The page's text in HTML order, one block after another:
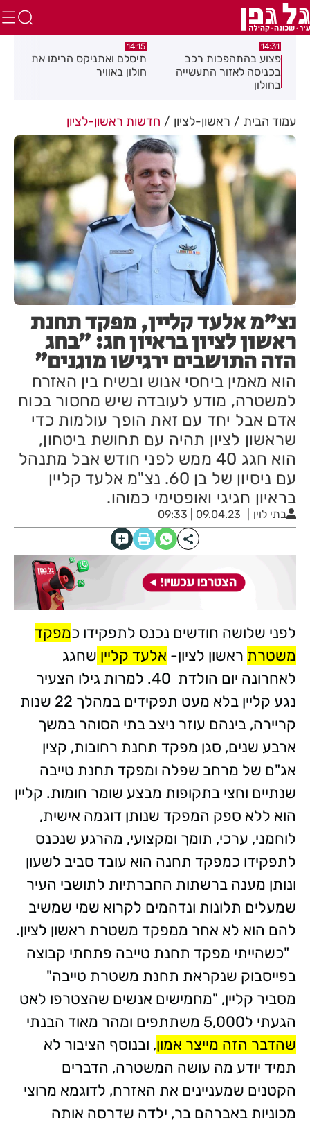
14:15
תיסלם ואתניקס הרימו את
חולון באוויר
13:05
פצוע בתאונת אופנוע במרכז
חולון
עמוד הבית ראשון-לציון חדשות ראשון-לציון
נצ"מ אלעד קליין, מפקד תחנת
ראשון לציון בראיון חג: ״בחג
הזה התושבים ירגישו מוגנים״
הוא מאמין ביחסי אנוש ובשיח בין האזרח
למשטרה, מודע לעובדה שיש מחסור בכוח
אדם אבל יחד עם זאת הופך עולמות כדי
שראשון לציון תהיה עם תחושת ביטחון,
הוא חגג 40 ממש לפני חודש אבל מתנהל
עם ניסיון של בן 60. נצ"מ אלעד קליין
בראיון חגיגי ואופטימי כמוהו.
בתי לוין 09.04.23 | 09:33
לפני שלושה חודשים נכנס לתפקידו כמפקד
משטרת ראשון לציון- אלעד קליין שחגג
לאחרונה יום הולדת 40. למרות גילו הצעיר
נגע קליין בלא מעט תפקידים במהלך 22 שנות
קריירה, בינהם עוזר ניצב בתי הסוהר במשך
ארבע שנים, סגן מפקד תחנת רחובות, קצין
אג"ם של מרחב שפלה ומפקד תחנת טייבה
שנתיים וחצי בתקופות מבצע שומר חומות. קליין
הוא ללא ספק המפקד שנותן דוגמה אישית,
לוחמני, ערכי, תומך ומקצועי, מהרגע שנכנס
לתפקידו כמפקד תחנה הוא עובד סביב לשעון
ונותן מענה ברשתות החברתיות לתושבי העיר
שמעלים תלונות ונדהמים לקרוא שמי שמשיב
להם הוא לא אחר ממפקד משטרת ראשון לציון.
"כשהייתי מפקד תחנת טייבה פתחתי קבוצה
בפייסבוק שנקראת תחנת משטרת טייבה"
מסביר קליין, "מחמישים אנשים שהצטרפו לאט
הגעתי ל5,000 משתתפים ומהר מאוד הבנתי
שהדבר הזה מייצר אמון, ובנוסף הציבור לא
תמיד יודע מה עושה המשטרה, הדברים
הקטנים שמעניינים את האזרח, לדוגמא מרוצי
מכוניות באברהם בר, ילדה שדרסה אותה